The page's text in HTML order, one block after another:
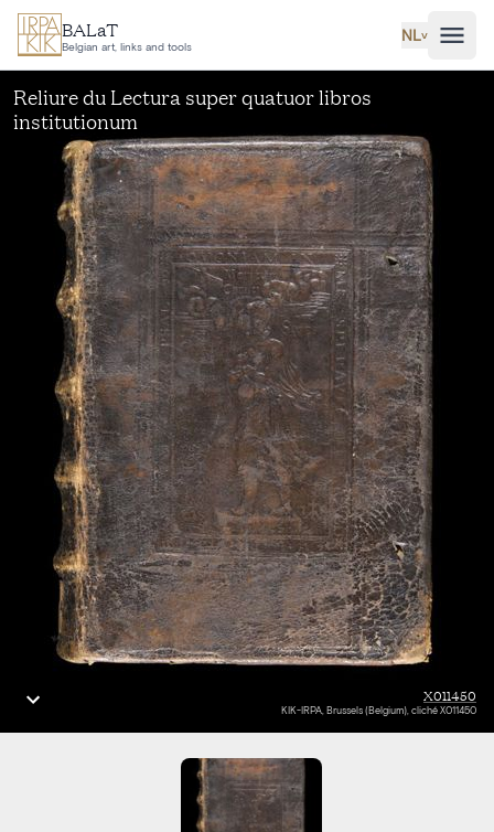
Ga naar hoofdinhoud
BALaT
Belgian art, links and tools
NL˅
Reliure du Lectura super quatuor libros
institutionum
X011450
KIK-IRPA, Brussels (Belgium), cliché X011450